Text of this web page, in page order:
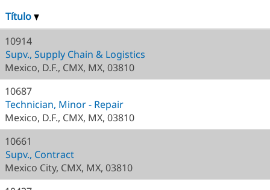
Título
10914
Supv., Supply Chain & Logistics
Mexico, D.F., CMX, MX, 03810
10687
Technician, Minor - Repair
Mexico, D.F., CMX, MX, 03810
10661
Supv., Contract
Mexico City, CMX, MX, 03810